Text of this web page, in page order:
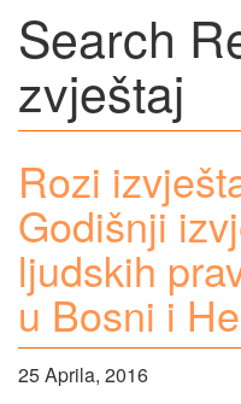
Search
zvještaj
Rozi
Godišnji
ljudskih
u Bosni i
25 Aprila, 2016